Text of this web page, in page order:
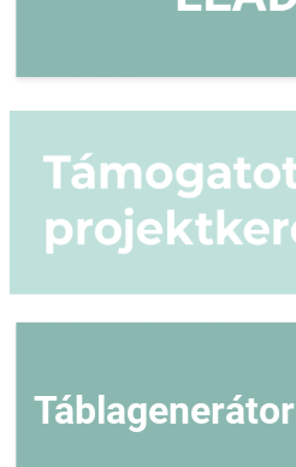
Táblagenerátor